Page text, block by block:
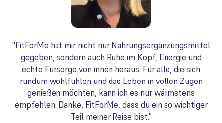
"FitForMe hat mir nicht nur Nahrungsergänzungsmittel
gegeben, sondern auch Ruhe im Kopf, Energie und
echte Fürsorge von innen heraus. Für alle, die sich
rundum wohlfühlen und das Leben in vollen Zügen
genießen möchten, kann ich es nur wärmstens
empfehlen. Danke, FitForMe, dass du ein so wichtiger
Teil meiner Reise bist."